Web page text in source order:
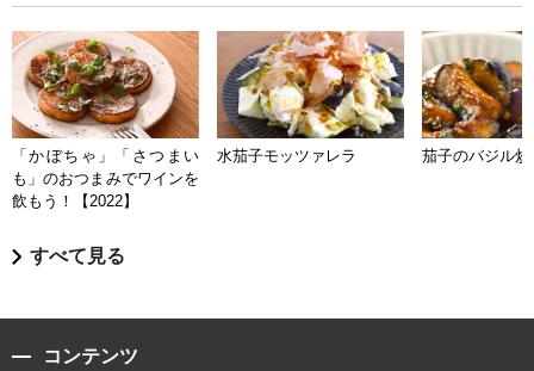
「かぼちゃ」「さつまい
も」のおつまみでワインを
飲もう！【2022】
水茄子モッツァレラ 茄子のバジル炒
すべて見る
コンテンツ